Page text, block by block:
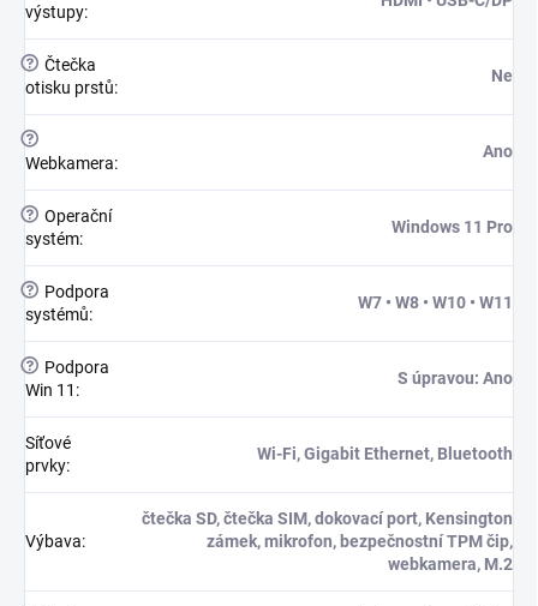
výstupy:
? Čtečka
otisku prstů:
Ne
?
Webkamera:
Ano
? Operační
systém:
Windows 11 Pro
?
Podpora
systémů:
W7 • W8 • W10 • W11
?
Podpora
Win 11 :
S úpravou: Ano
Síťové
prvky:
Wi-Fi, Gigabit Ethernet, Bluetooth
Výbava:
čtečka SD, čtečka SIM, dokovací port, Kensington
zámek, mikrofon, bezpečnostní TPM čip,
webkamera, M.2